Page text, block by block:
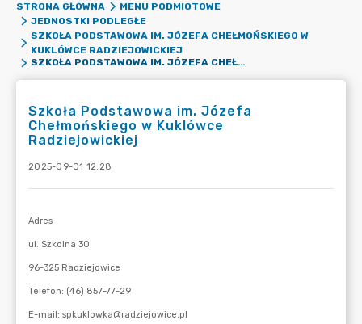
STRONA GŁÓWNA
MENU PODMIOTOWE
JEDNOSTKI PODLEGŁE
SZKOŁA PODSTAWOWA IM. JÓZEFA CHEŁMOŃSKIEGO W
KUKLÓWCE RADZIEJOWICKIEJ
SZKOŁA PODSTAWOWA IM. JÓZEFA CHEŁMOŃSKIEGO W KUKLÓWCE RADZIEJOWICKIEJ
Szkoła Podstawowa im. Józefa
Chełmońskiego w Kuklówce
Radziejowickiej
2025-09-01 12:28